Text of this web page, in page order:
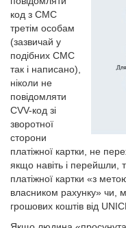
код з СМС
третім особам
(зазвичай у
подібних СМС
так і написано),
ніколи не
повідомляти
CVV-код зі
зворотної
сторони
платіжної картки, не
якщо навіть і перейшли,
платіжної картки «з
власником рахунку» чи,
грошових коштів від